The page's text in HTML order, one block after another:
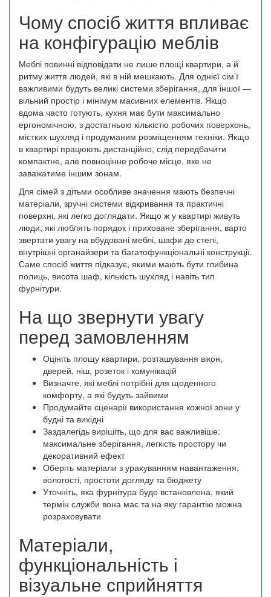
Чому спосіб життя впливає
на конфігурацію меблів
Меблі повинні відповідати не лише площі квартири, а й
ритму життя людей, які в ній мешкають. Для однієї сім’ї
важливими будуть великі системи зберігання, для іншої —
вільний простір і мінімум масивних елементів. Якщо
вдома часто готують, кухня має бути максимально
ергономічною, з достатньою кількістю робочих поверхонь,
містких шухляд і продуманим розміщенням техніки. Якщо
в квартирі працюють дистанційно, слід передбачити
компактне, але повноцінне робоче місце, яке не
заважатиме іншим зонам.
Для сімей з дітьми особливе значення мають безпечні
матеріали, зручні системи відкривання та практичні
поверхні, які легко доглядати. Якщо ж у квартирі живуть
люди, які люблять порядок і приховане зберігання, варто
звертати увагу на вбудовані меблі, шафи до стелі,
внутрішні органайзери та багатофункціональні конструкції.
Саме спосіб життя підказує, якими мають бути глибина
полиць, висота шаф, кількість шухляд і навіть тип
фурнітури.
На що звернути увагу
перед замовленням
Оцініть площу квартири, розташування вікон,
дверей, ніш, розеток і комунікацій
Визначте, які меблі потрібні для щоденного
комфорту, а які будуть зайвими
Продумайте сценарії використання кожної зони у
будні та вихідні
Заздалегідь вирішіть, що для вас важливіше:
максимальне зберігання, легкість простору чи
декоративний ефект
Оберіть матеріали з урахуванням навантаження,
вологості, простоти догляду та бюджету
Уточніть, яка фурнітура буде встановлена, який
термін служби вона має та на яку гарантію можна
розраховувати
Матеріали,
функціональність і
візуальне сприйняття